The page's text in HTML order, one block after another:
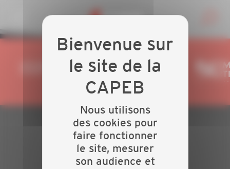
PLAN DU SITE
Actualités
Nous utilisons
des cookies pour
faire fonctionner
le site, mesurer
son audience et